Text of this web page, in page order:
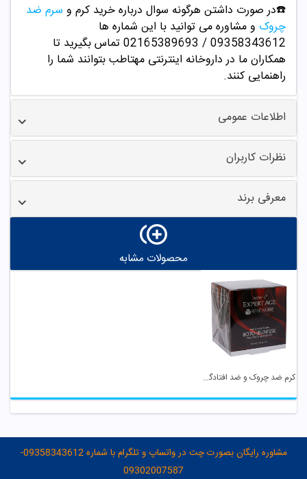
☎️در صورت داشتن هرگونه سوال درباره خرید کرم و سرم ضد
چروک و مشاوره می توانید با این شماره ها
09358343612 / 02165389693
تماس بگیرید تا
همکاران ما در داروخانه اینترنتی مهتاطب بتوانند شما را
راهنمایی کنند.
اطلاعات عمومی
نظرات کاربران
معرفی برند
محصولات مشابه
کرم ضد چروک و ضد افتادگی قوی اکسپرتیج آردن
مشاوره رایگان بصورت چت در واتساپ و تلگرام با شماره 09358343612-
09302007587